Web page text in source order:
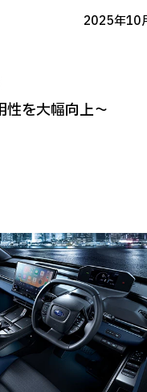
2025年10
性を大幅向上～